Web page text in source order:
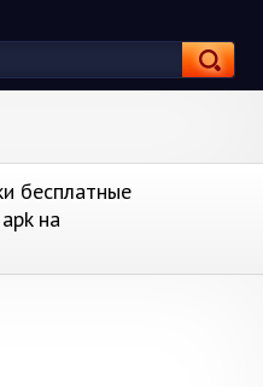
бесплатные
на